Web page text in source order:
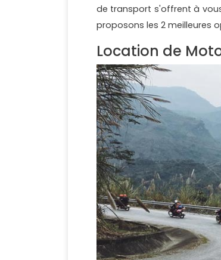
de transport s'offrent à
proposons les 2 meilleures
Location de